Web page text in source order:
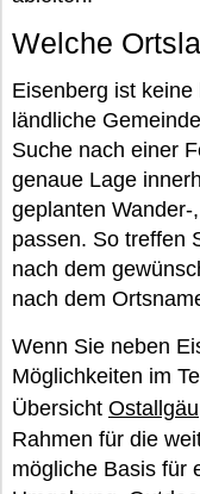
Welche
Eisenberg ist
ländliche
Suche nach einer
genaue Lage
geplanten
passen. So treffen
nach dem
nach dem
Wenn Sie neben
Möglichkeiten im
Übersicht Ostallgäu
Rahmen für die
mögliche Basis für